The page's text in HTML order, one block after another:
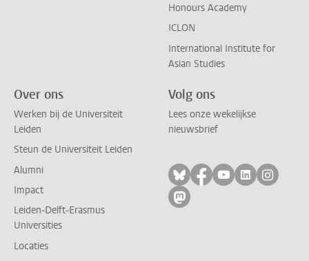
Honours Academy
ICLON
International Institute for
Asian Studies
Over ons
Werken bij de Universiteit
Leiden
Steun de Universiteit Leiden
Alumni
Impact
Leiden-Delft-Erasmus
Universities
Locaties
Volg ons
Lees onze wekelijkse
nieuwsbrief
Volg ons op bluesky
Volg ons op
Volg ons op
Volg ons
Volg
Volg ons op mastodon